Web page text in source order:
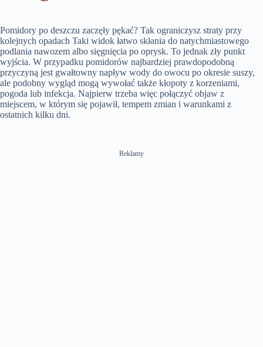
Pomidory po deszczu zaczęły pękać? Tak ograniczysz straty przy
kolejnych opadach Taki widok łatwo skłania do natychmiastowego
podlania nawozem albo sięgnięcia po oprysk. To jednak zły punkt
wyjścia. W przypadku pomidorów najbardziej prawdopodobną
przyczyną jest gwałtowny napływ wody do owocu po okresie suszy,
ale podobny wygląd mogą wywołać także kłopoty z korzeniami,
pogoda lub infekcja. Najpierw trzeba więc połączyć objaw z
miejscem, w którym się pojawił, tempem zmian i warunkami z
ostatnich kilku dni.
Reklamy